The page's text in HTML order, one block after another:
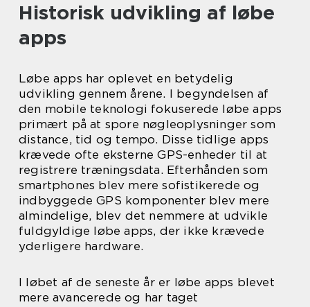
Historisk udvikling af løbe
apps
Løbe apps har oplevet en betydelig
udvikling gennem årene. I begyndelsen af
den mobile teknologi fokuserede løbe apps
primært på at spore nøgleoplysninger som
distance, tid og tempo. Disse tidlige apps
krævede ofte eksterne GPS-enheder til at
registrere træningsdata. Efterhånden som
smartphones blev mere sofistikerede og
indbyggede GPS komponenter blev mere
almindelige, blev det nemmere at udvikle
fuldgyldige løbe apps, der ikke krævede
yderligere hardware.
I løbet af de seneste år er løbe apps blevet
mere avancerede og har taget